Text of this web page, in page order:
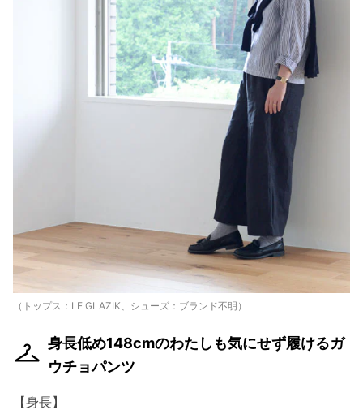
（トップス：LE GLAZIK、シューズ：ブランド不明）
身長低め148cmのわたしも気にせず履けるガ
ウチョパンツ
【身長】